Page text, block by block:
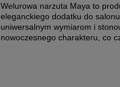
Welurowa narzuta Maya to
eleganckiego dodatku do
uniwersalnym wymiarom i
nowoczesnego charakteru, co